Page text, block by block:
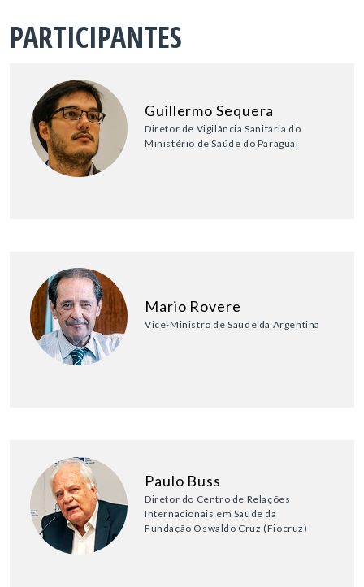
PARTICIPANTES
Guillermo Sequera
Diretor de Vigilância Sanitária do
Ministério de Saúde do Paraguai
Mario Rovere
Vice-Ministro de Saúde da Argentina
Paulo Buss
Diretor do Centro de Relações
Internacionais em Saúde da
Fundação Oswaldo Cruz (Fiocruz)